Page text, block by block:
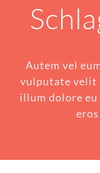
Autem vel
vulputate velit
illum dolore